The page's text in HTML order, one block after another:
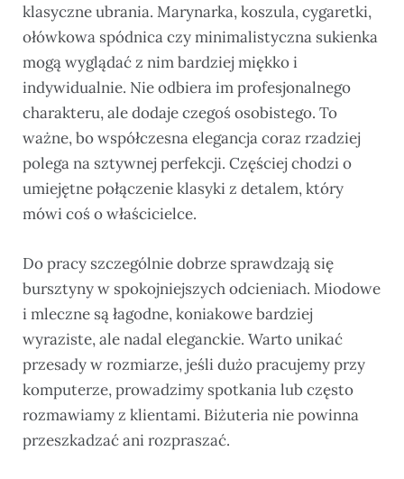
klasyczne ubrania. Marynarka, koszula, cygaretki,
ołówkowa spódnica czy minimalistyczna sukienka
mogą wyglądać z nim bardziej miękko i
indywidualnie. Nie odbiera im profesjonalnego
charakteru, ale dodaje czegoś osobistego. To
ważne, bo współczesna elegancja coraz rzadziej
polega na sztywnej perfekcji. Częściej chodzi o
umiejętne połączenie klasyki z detalem, który
mówi coś o właścicielce.
Do pracy szczególnie dobrze sprawdzają się
bursztyny w spokojniejszych odcieniach. Miodowe
i mleczne są łagodne, koniakowe bardziej
wyraziste, ale nadal eleganckie. Warto unikać
przesady w rozmiarze, jeśli dużo pracujemy przy
komputerze, prowadzimy spotkania lub często
rozmawiamy z klientami. Biżuteria nie powinna
przeszkadzać ani rozpraszać.